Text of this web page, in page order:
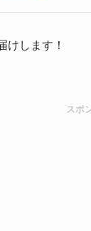
けします！
スポ